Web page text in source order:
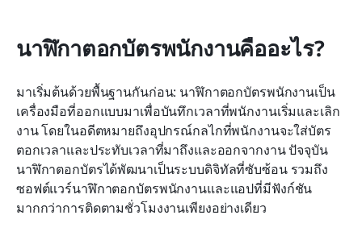
นาฬิกาตอกบัตรพนักงานคืออะไร?
มาเริ่มต้นด้วยพื้นฐานกันก่อน: นาฬิกาตอกบัตรพนักงานเป็น
เครื่องมือที่ออกแบบมาเพื่อบันทึกเวลาที่พนักงานเริ่มและเลิก
งาน โดยในอดีตหมายถึงอุปกรณ์กลไกที่พนักงานจะใส่บัตร
ตอกเวลาและประทับเวลาที่มาถึงและออกจากงาน ปัจจุบัน
นาฬิกาตอกบัตรได้พัฒนาเป็นระบบดิจิทัลที่ซับซ้อน รวมถึง
ซอฟต์แวร์นาฬิกาตอกบัตรพนักงานและแอปที่มีฟังก์ชัน
มากกว่าการติดตามชั่วโมงงานเพียงอย่างเดียว